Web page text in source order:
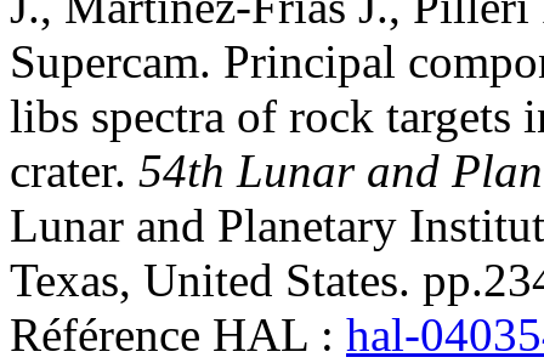
Supercam. Principal
libs spectra of rock targets
crater. 54th Lunar and
Lunar and Planetary
Texas, United States.
Référence HAL : hal-